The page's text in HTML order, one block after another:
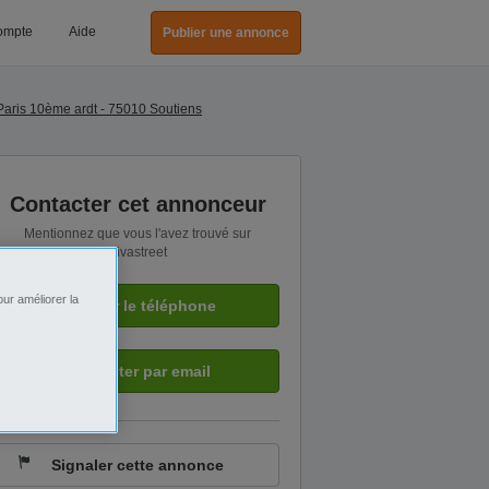
Aide Publier une annonce
10ème ardt - 75010 Soutiens
Contacter cet annonceur
Mentionnez que vous l'avez trouvé sur
Vivastreet
Afficher le téléphone
Contacter par email
Signaler cette annonce
améliorer la